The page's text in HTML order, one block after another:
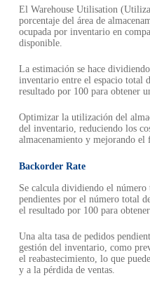
El Warehouse Utilisation
porcentaje del área de
ocupada por inventario en
disponible.
La estimación se hace
inventario entre el espacio total
resultado por 100 para obtener
Optimizar la utilización del
del inventario, reduciendo los
almacenamiento y mejorando el
Backorder Rate
Se calcula dividiendo el número
pendientes por el número total
el resultado por 100 para
Una alta tasa de pedidos
gestión del inventario, como
el reabastecimiento, lo que
y a la pérdida de ventas.